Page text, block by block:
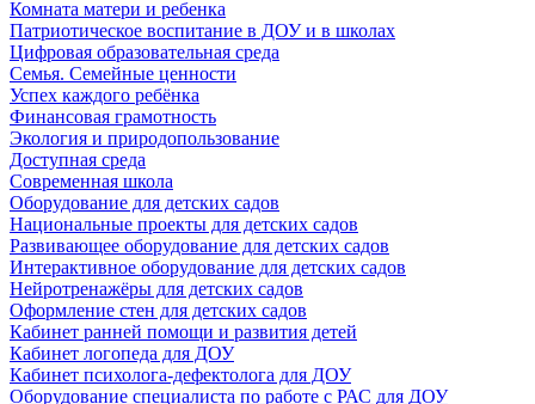
Комната матери и ребенка
Патриотическое воспитание в ДОУ и в школах
Цифровая образовательная среда
Семья. Семейные ценности
Успех каждого ребёнка
Финансовая грамотность
Экология и природопользование
Доступная среда
Современная школа
Оборудование для детских садов
Национальные проекты для детских садов
Развивающее оборудование для детских садов
Интерактивное оборудование для детских садов
Нейротренажёры для детских садов
Оформление стен для детских садов
Кабинет ранней помощи и развития детей
Кабинет логопеда для ДОУ
Кабинет психолога-дефектолога для ДОУ
Оборудование специалиста по работе с РАС для ДОУ